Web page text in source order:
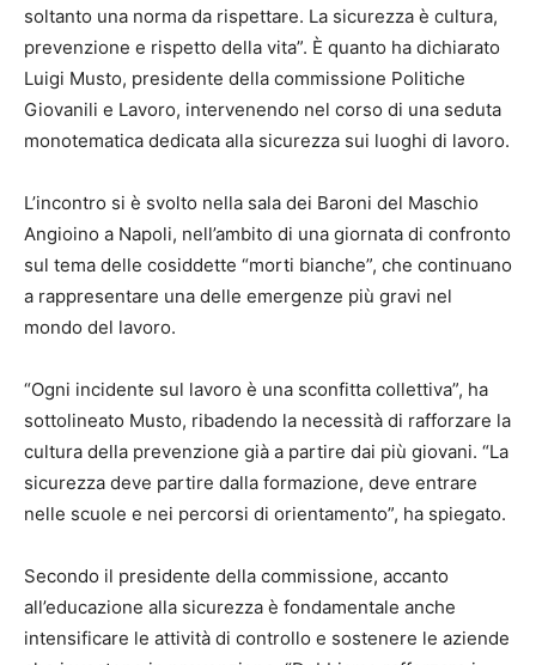
soltanto una norma da rispettare. La sicurezza è cultura,
prevenzione e rispetto della vita”. È quanto ha dichiarato
Luigi Musto, presidente della commissione Politiche
Giovanili e Lavoro, intervenendo nel corso di una seduta
monotematica dedicata alla sicurezza sui luoghi di lavoro.
L’incontro si è svolto nella sala dei Baroni del Maschio
Angioino a Napoli, nell’ambito di una giornata di confronto
sul tema delle cosiddette “morti bianche”, che continuano
a rappresentare una delle emergenze più gravi nel
mondo del lavoro.
“Ogni incidente sul lavoro è una sconfitta collettiva”, ha
sottolineato Musto, ribadendo la necessità di rafforzare la
cultura della prevenzione già a partire dai più giovani. “La
sicurezza deve partire dalla formazione, deve entrare
nelle scuole e nei percorsi di orientamento”, ha spiegato.
Secondo il presidente della commissione, accanto
all’educazione alla sicurezza è fondamentale anche
intensificare le attività di controllo e sostenere le aziende